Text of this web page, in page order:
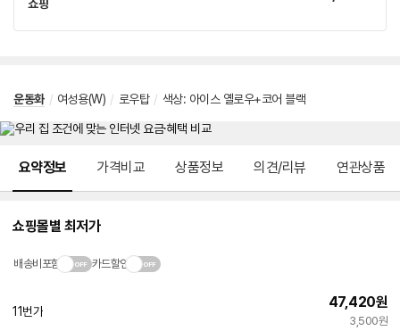
운동화 / 여성용(W) / 로우탑 / 색상: 아이스 옐로우+코어 블랙
요약정보 가격비교 상품정보 의견/리뷰 연관상품
쇼핑몰별 최저가
배송비포함 카드할인
11번가
47,420원
3,500원